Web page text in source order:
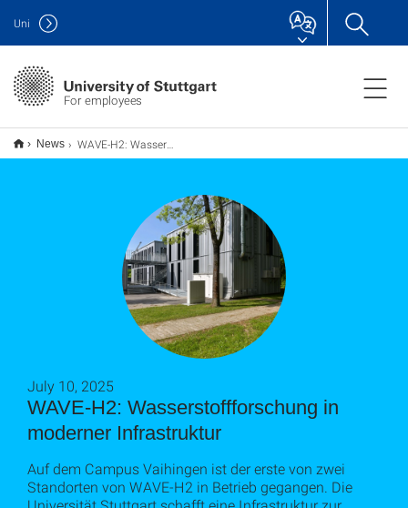
For employees
Uni
News WAVE-H2: Wasserstoffforschung in moderner Infrastruktur
WAVE-H2: Wasserstoffforschung in
moderner Infrastruktur
July 10, 2025
Auf dem Campus Vaihingen ist der erste von zwei
Standorten von WAVE-H2 in Betrieb gegangen. Die